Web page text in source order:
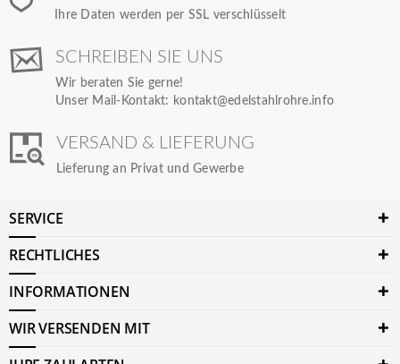
Ihre Daten werden per SSL verschlüsselt
SCHREIBEN SIE UNS
Wir beraten Sie gerne!
Unser Mail-Kontakt: kontakt@edelstahlrohre.info
VERSAND & LIEFERUNG
Lieferung an Privat und Gewerbe
SERVICE
RECHTLICHES
INFORMATIONEN
WIR VERSENDEN MIT